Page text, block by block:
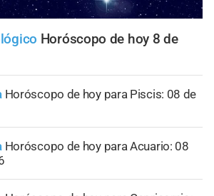
Horóscopo de hoy 8 de
Horóscopo de hoy para Piscis: 08 de
Horóscopo de hoy para Acuario: 08